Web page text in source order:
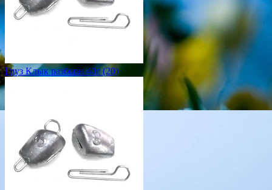
Груз Клык разборн 40г (20)